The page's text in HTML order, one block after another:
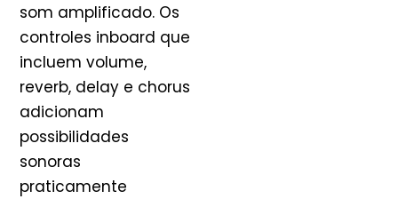
som amplificado. Os
controles inboard que
incluem volume,
reverb, delay e chorus
adicionam
possibilidades
sonoras
praticamente